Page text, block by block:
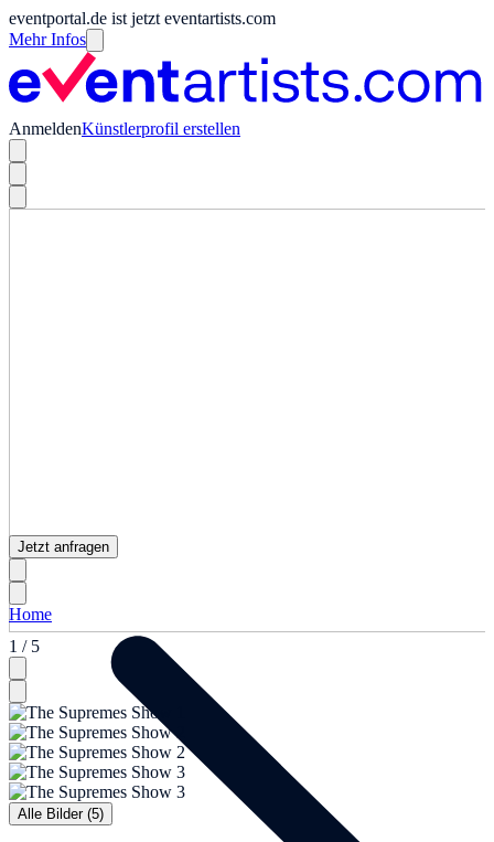
eventportal.de ist jetzt eventartists.com
Mehr Infos
AnmeldenKünstlerprofil erstellen
1 / 5
Alle Bilder (5)
Jetzt anfragen
Home